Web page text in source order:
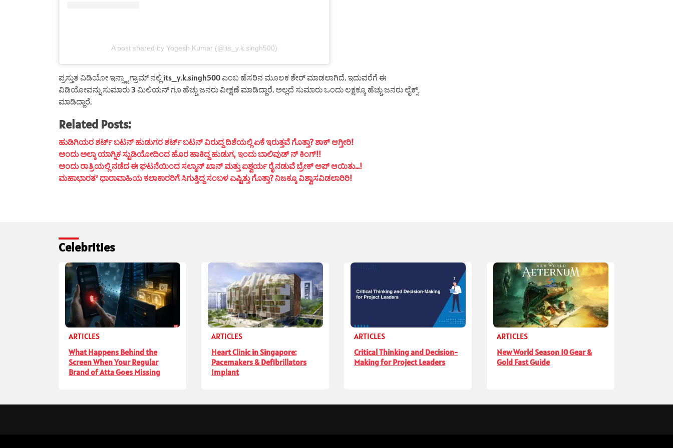
A post shared by Yogesh Kumar (@its_y.k.singh500)
ಪ್ರಸ್ತುತ ವಿಡಿಯೋ ಇನ್ಸ್ಟಾಗ್ರಾಮ್ ನಲ್ಲಿ its_y.k.singh500 ಎಂಬ ಹೆಸರಿನ ಮೂಲಕ ಶೇರ್ ಮಾಡಲಾಗಿದೆ. ಇದುವರೆಗೆ ಈ
ವಿಡಿಯೋವನ್ನು ಸುಮಾರು 3 ಮಿಲಿಯನ್ ಗೂ ಹೆಚ್ಚು ಜನರು ವೀಕ್ಷಣೆ ಮಾಡಿದ್ದಾರೆ. ಅಲ್ಲದೆ ಸುಮಾರು ಒಂದು ಲಕ್ಷಕ್ಕೂ ಹೆಚ್ಚು ಜನರು ಲೈಕ್ಸ್
ಮಾಡಿದ್ದಾರೆ.
Related Posts:
ಹುಡಿಗಿಯರ ಶರ್ಟ್ ಬಟನ್ ಹುಡುಗರ ಶರ್ಟ್ ಬಟನ್ ವಿರುದ್ದ ದಿಶೆಯಲ್ಲಿ ಏಕೆ ಇರುತ್ತವೆ ಗೊತ್ತಾ? ಶಾಕ್ ಆಗ್ತೀರಿ!
ಅಂದು ಅಲ್ಕಾ ಯಾಗ್ನಿಕ ಸ್ಟುಡಿಯೋದಿಂದ ಹೊರ ಹಾಕಿದ್ದ ಹುಡುಗ, ಇಂದು ಬಾಲಿವುಡ್ ನ್ ಕಿಂಗ್!!
ಅಂದು ರಾತ್ರಿಯಲ್ಲಿ ನಡೆದ ಈ ಘಟನೆಯಿಂದ ಸಲ್ಮಾನ್ ಖಾನ್ ಮತ್ತು ಐಶ್ವರ್ಯ ರೈ ನಡುವೆ ಬ್ರೇಕ್ ಅಪ್ ಆಯಿತು…!
ಮಹಾಭಾರತ’ ಧಾರಾವಾಹಿಯ ಕಲಾಕಾರರಿಗೆ ಸಿಗುತ್ತಿದ್ದ ಸಂಬಳ ಎಷ್ಟಿತ್ತು ಗೊತ್ತಾ? ನಿಜಕ್ಕೂ ವಿಶ್ವಾಸವಿಡಲಾರಿರಿ!
Celebrities
ARTICLES
What Happens Behind the
Screen When Your Regular
Brand of Atta Goes Missing
ARTICLES
Heart Clinic in Singapore:
Pacemakers & Defibrillators
Implant
ARTICLES
Critical Thinking and Decision-
Making for Project Leaders
ARTICLES
New World Season 10 Gear &
Gold Fast Guide